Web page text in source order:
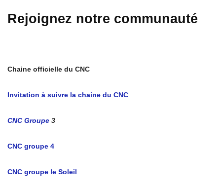
Rejoignez notre communauté
Chaine officielle du CNC
Invitation à suivre la chaine du CNC
CNC Groupe 3
CNC groupe 4
CNC groupe le Soleil